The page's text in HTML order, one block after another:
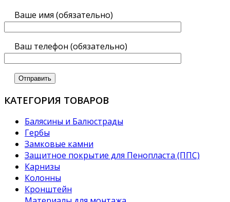
Ваше имя (обязательно)
Ваш телефон (обязательно)
КАТЕГОРИЯ ТОВАРОВ
Балясины и Балюстрады
Гербы
Замковые камни
Защитное покрытие для Пенопласта (ППС)
Карнизы
Колонны
Кронштейн